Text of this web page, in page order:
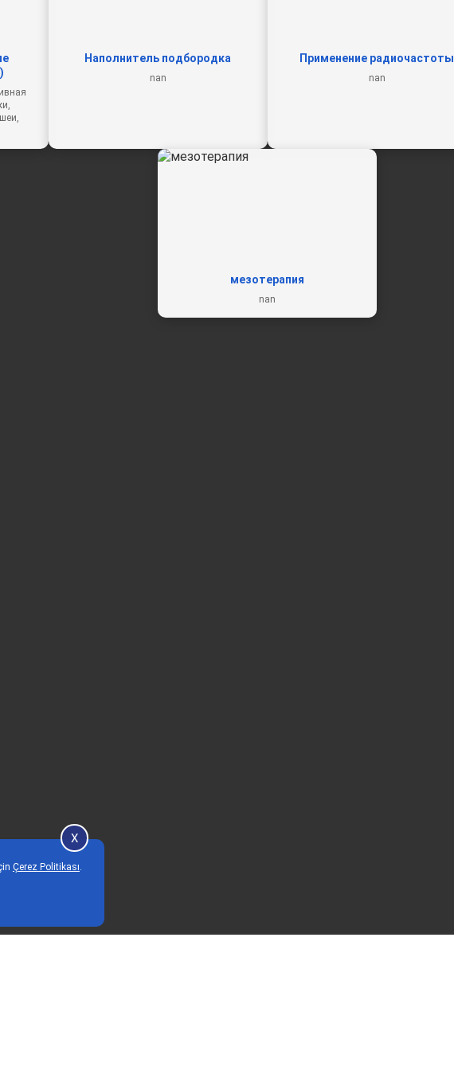
Наполнитель подбородка
nan
Применение радиочастоты
nan
мезотерапия
nan
Çerez Politikası.
X